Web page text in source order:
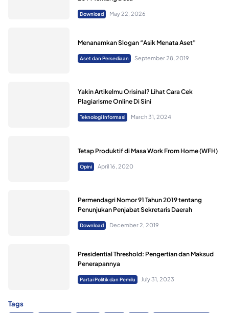
Download May 22, 2026
Menanamkan Slogan “Asik Menata Aset”
Aset dan Persediaan September 28, 2019
Yakin Artikelmu Orisinal? Lihat Cara Cek
Plagiarisme Online Di Sini
Teknologi Informasi March 31, 2024
Tetap Produktif di Masa Work From Home (WFH)
Opini April 16, 2020
Permendagri Nomor 91 Tahun 2019 tentang
Penunjukan Penjabat Sekretaris Daerah
Download December 2, 2019
Presidential Threshold: Pengertian dan Maksud
Penerapannya
Partai Politik dan Pemilu July 31, 2023
Tags